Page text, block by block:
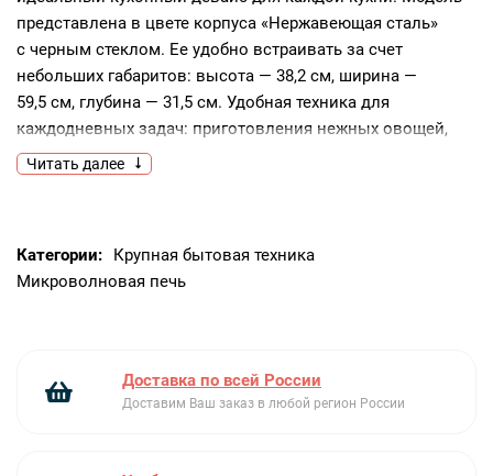
представлена в цвете корпуса «Нержавеющая сталь»
с черным стеклом. Ее удобно встраивать за счет
небольших габаритов: высота — 38,2 см, ширина —
59,5 см, глубина — 31,5 см. Удобная техника для
каждодневных задач: приготовления нежных овощей,
размораживания рагу или разогрева блюд. Больше
не потребуется самостоятельно высчитывать, сколько
подберет время и мощность, необходимые для данной
работы.Одно из преимуществ данного оборудования —
навесной дверцей с кнопкой и панелью управления
5 уровней мощности микроволн. Вы всегда будете знать
Читать далее
Категории:
Крупная бытовая техника
Микроволновая печь
Доставка по всей России
Доставим Ваш заказ в любой регион России